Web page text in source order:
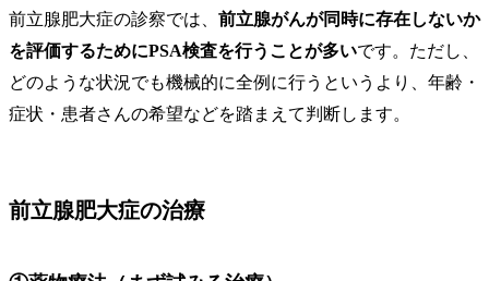
前立腺肥大症の診察では、 前立腺がんが同時に存在しないか
を評価するためにPSA検査を行うことが多いです。ただし、
どのような状況でも機械的に全例に行うというより、年齢・
症状・患者さんの希望などを踏まえて判断します。
前立腺肥大症の治療